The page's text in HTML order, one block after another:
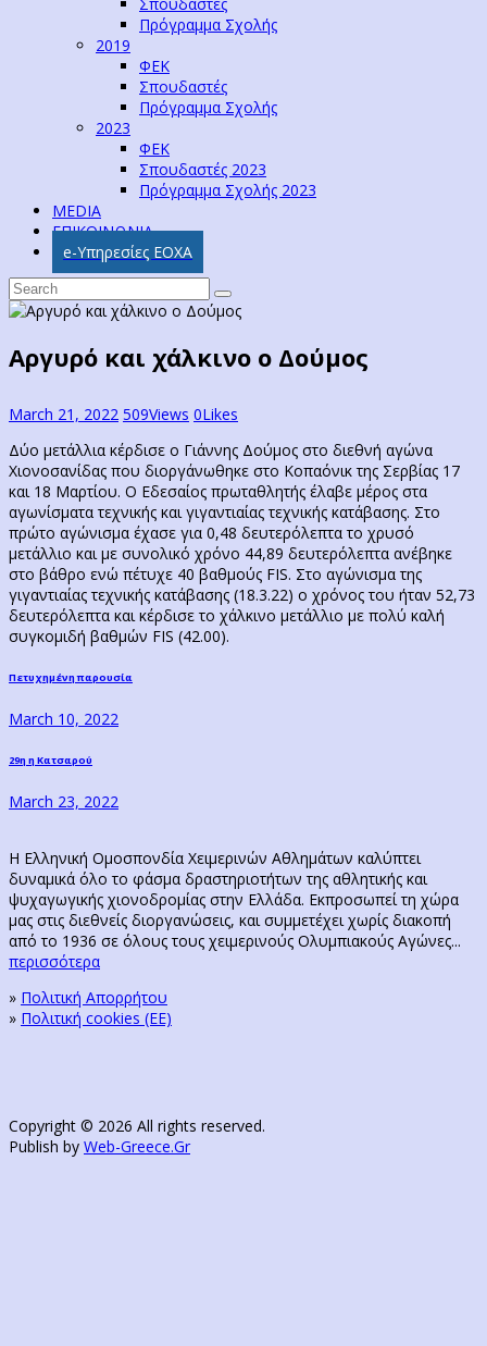
Πρόγραμμα Σχολής
2019
ΦΕΚ
Σπουδαστές
Πρόγραμμα Σχολής
2023
ΦΕΚ
Σπουδαστές 2023
Πρόγραμμα Σχολής 2023
MEDIA
ΕΠΙΚΟΙΝΩΝΙΑ
e-Υπηρεσίες ΕΟΧΑ
Αργυρό και χάλκινο ο Δούμος
March 21, 2022 509Views 0Likes
Δύο μετάλλια κέρδισε ο Γιάννης Δούμος στο διεθνή αγώνα
Χιονοσανίδας που διοργάνωθηκε στο Κοπαόνικ της Σερβίας 17
και 18 Μαρτίου. Ο Εδεσαίος πρωταθλητής έλαβε μέρος στα
αγωνίσματα τεχνικής και γιγαντιαίας τεχνικής κατάβασης. Στο
πρώτο αγώνισμα έχασε για 0,48 δευτερόλεπτα το χρυσό
μετάλλιο και με συνολικό χρόνο 44,89 δευτερόλεπτα ανέβηκε
στο βάθρο ενώ πέτυχε 40 βαθμούς FIS. Στο αγώνισμα της
γιγαντιαίας τεχνικής κατάβασης (18.3.22) ο χρόνος του ήταν 52,73
δευτερόλεπτα και κέρδισε το χάλκινο μετάλλιο με πολύ καλή
συγκομιδή βαθμών FIS (42.00).
Post
navigation
Previous
Πετυχημένη παρουσία
March 10, 2022
Next
29η η Κατσαρού
March 23, 2022
Η Ελληνική Ομοσπονδία Χειμερινών Αθλημάτων καλύπτει
δυναμικά όλο το φάσμα δραστηριοτήτων της αθλητικής και
ψυχαγωγικής χιονοδρομίας στην Ελλάδα. Εκπροσωπεί τη χώρα
μας στις διεθνείς διοργανώσεις, και συμμετέχει χωρίς διακοπή
από το 1936 σε όλους τους χειμερινούς Ολυμπιακούς Αγώνες...
περισσότερα
» Πολιτική Απορρήτου
» Πολιτική cookies (ΕΕ)
Copyright © 2026 All rights reserved.
Publish by Web-Greece.Gr